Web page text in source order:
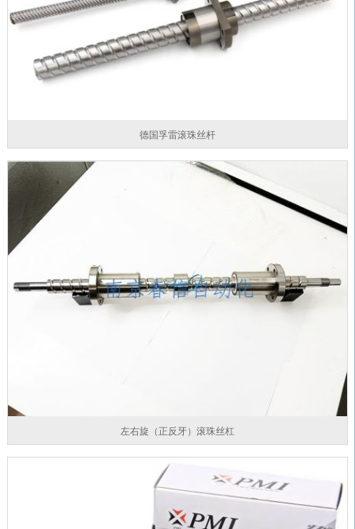
德国孚雷滚珠丝杆
左右旋（正反牙）滚珠丝杠